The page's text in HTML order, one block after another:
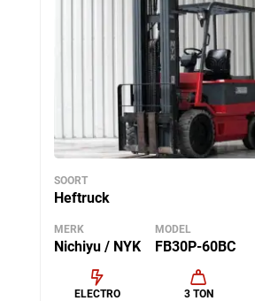
SOORT
Heftruck
MERK
Nichiyu / NYK
MODEL
FB30P-60BC
ELECTRO 3 TON